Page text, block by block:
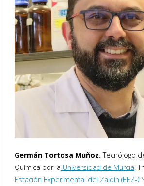
Germán Tortosa Muñoz.Tecnólogo
Química por la Universidad de Murcia .
Estación Experimental del Zaidín (EEZ-